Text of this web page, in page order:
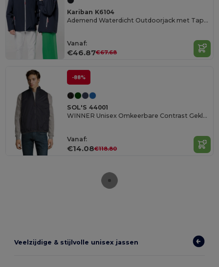
Kariban K6104
Ademend Waterdicht Outdoorjack met Taped Seams
Vanaf:
€46.87€67.68
-88%
SOL'S 44001
WINNER Unisex Omkeerbare Contrast Gekleurde Bodywarmer
Vanaf:
€14.08€118.80
Veelzijdige & stijlvolle unisex jassen